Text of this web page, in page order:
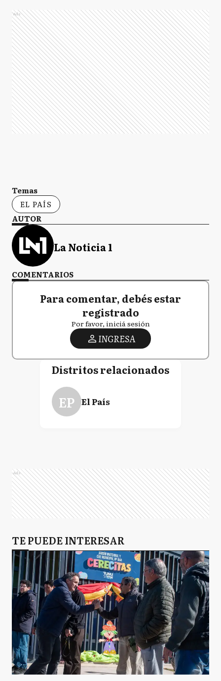
Ads
Temas
EL PAÍS
AUTOR
La Noticia 1
COMENTARIOS
Para comentar, debés estar
registrado
Por favor, iniciá sesión
INGRESA
Distritos relacionados
EP El País
Ads
TE PUEDE INTERESAR